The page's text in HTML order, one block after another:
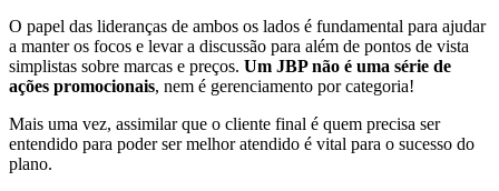
O papel das lideranças de ambos os lados é fundamental para ajudar
a manter os focos e levar a discussão para além de pontos de vista
simplistas sobre marcas e preços. Um JBP não é uma série de
ações promocionais, nem é gerenciamento por categoria!
Mais uma vez, assimilar que o cliente final é quem precisa ser
entendido para poder ser melhor atendido é vital para o sucesso do
plano.